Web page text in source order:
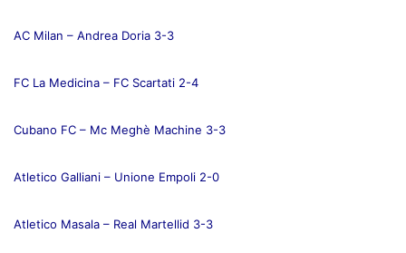
AC Milan – Andrea Doria 3-3
FC La Medicina – FC Scartati 2-4
Cubano FC – Mc Meghè Machine 3-3
Atletico Galliani – Unione Empoli 2-0
Atletico Masala – Real Martellid 3-3